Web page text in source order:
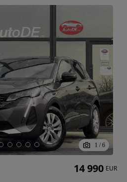
1 / 6
14 990 EUR